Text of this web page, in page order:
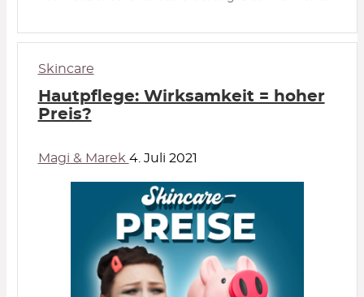
Skincare
Hautpflege: Wirksamkeit = hoher
Preis?
Magi & Marek 4. Juli 2021